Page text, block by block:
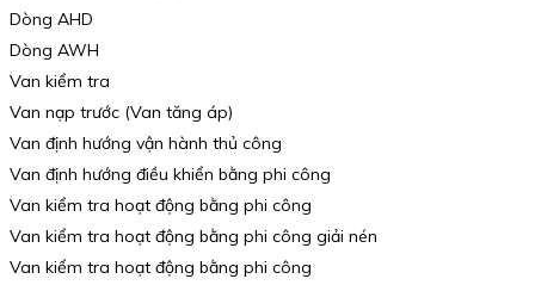
Dòng AHD
Dòng AWH
Van kiểm tra
Van nạp trước (Van tăng áp)
Van định hướng vận hành thủ công
Van định hướng điều khiển bằng phi công
Van kiểm tra hoạt động bằng phi công
Van kiểm tra hoạt động bằng phi công giải nén
Van kiểm tra hoạt động bằng phi công